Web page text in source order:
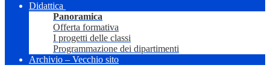
Didattica
Panoramica
Offerta formativa
I progetti delle classi
Programmazione dei dipartimenti
Archivio – Vecchio sito